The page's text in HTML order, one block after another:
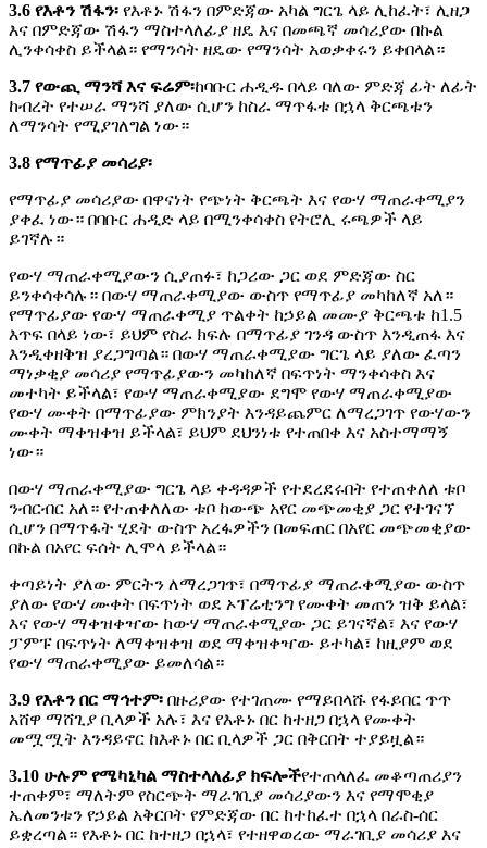
3.6 የእቶን ሽፋን፡ የእቶኑ ሽፋን በምድጃው አካል ግርጌ ላይ ሊከፈት፣ ሊዘጋ
እና በምድጃው ሽፋን ማስተላለፊያ ዘዴ እና በመጫኛ መሳሪያው በኩል
ሊንቀሳቀስ ይችላል። የማንሳት ዘዴው የማንሳት አወቃቀሩን ይቀበላል።
3.7 የውጪ ማንሻ እና ፍሬም፡ከባቡር ሐዲዱ በላይ ባለው ምድጃ ፊት ለፊት
ከብረት የተሠራ ማንሻ ያለው ሲሆን ከስራ ማጥፋቱ በኋላ ቅርጫቱን
ለማንሳት የሚያገለግል ነው።
3.8 የማጥፊያ መሳሪያ፡
የማጥፊያ መሳሪያው በዋናነት የጭነት ቅርጫት እና የውሃ ማጠራቀሚያን
ያቀፈ ነው። በባቡር ሐዲድ ላይ በሚንቀሳቀስ የትሮሊ ሩጫዎች ላይ
ይገኛሉ።
የውሃ ማጠራቀሚያውን ሲያጠፉ፣ ከጋሪው ጋር ወደ ምድጃው ስር
ይንቀሳቀሳሉ። በውሃ ማጠራቀሚያው ውስጥ የማጥፊያ መካከለኛ አለ።
የማጥፊያው የውሃ ማጠራቀሚያ ጥልቀት ከኃይል መሙያ ቅርጫቱ ከ1.5
እጥፍ በላይ ነው፣ ይህም የስራ ክፍሉ በማጥፊያ ገንዳ ውስጥ እንዲጠፋ እና
እንዲቀዘቅዝ ያረጋግጣል። በውሃ ማጠራቀሚያው ግርጌ ላይ ያለው ፈጣን
ማነቃቂያ መሳሪያ የማጥፊያውን መካከለኛ በፍጥነት ማንቀሳቀስ እና
መተካት ይችላል፣ የውሃ ማጠራቀሚያው ደግሞ የውሃ ማጠራቀሚያው
የውሃ ሙቀት በማጥፊያው ምክንያት እንዳይጨምር ለማረጋገጥ የውሃውን
ሙቀት ማቀዝቀዝ ይችላል፣ ይህም ደህንነቱ የተጠበቀ እና አስተማማኝ
ነው።
በውሃ ማጠራቀሚያው ግርጌ ላይ ቀዳዳዎች የተደረደሩበት የተጠቀለለ ቱቦ
ንብርብር አለ። የተጠቀለለው ቱቦ ከውጭ አየር መጭመቂያ ጋር የተገናኘ
ሲሆን በማጥፋት ሂደት ውስጥ አረፋዎችን በመፍጠር በአየር መጭመቂያው
በኩል በአየር ፍሰት ሊሞላ ይችላል።
ቀጣይነት ያለው ምርትን ለማረጋገጥ፣ በማጥፊያ ማጠራቀሚያው ውስጥ
ያለው የውሃ ሙቀት በፍጥነት ወደ ኦፕሬቲንግ የሙቀት መጠን ዝቅ ይላል፣
እና የውሃ ማቀዝቀዣው ከውሃ ማጠራቀሚያው ጋር ይገናኛል፣ እና የውሃ
ፓምፑ በፍጥነት ለማቀዝቀዝ ወደ ማቀዝቀዣው ይተካል፣ ከዚያም ወደ
የውሃ ማጠራቀሚያው ይመለሳል።
3.9 የእቶን በር ማኅተም፡ በዙሪያው የተገጠሙ የማይበላሹ የፋይበር ጥጥ
አሸዋ ማሸጊያ ቢላዎች አሉ፣ እና የእቶኑ በር ከተዘጋ በኋላ የሙቀት
መሟሟት እንዳይኖር ከእቶኑ በር ቢላዎች ጋር በቅርበት ተያይዟል።
3.10 ሁሉም የሜካኒካል ማስተላለፊያ ክፍሎችየተጠላለፈ መቆጣጠሪያን
ተጠቀም፣ ማለትም የስርጭት ማራገቢያ መሳሪያውን እና የማሞቂያ
ኤለመንቱን የኃይል አቅርቦት የምድጃው በር ከተከፈተ በኋላ በራስ-ሰር
ይቋረጣል። የእቶኑ በር ከተዘጋ በኋላ፣ የተዘዋወረው ማራገቢያ መሳሪያ እና